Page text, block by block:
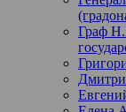
Граф